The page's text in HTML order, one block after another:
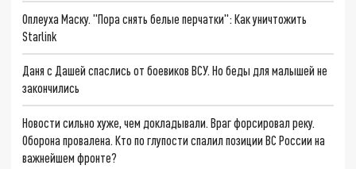
Оплеуха Маску. "Пора снять белые перчатки": Как уничтожить
Starlink
Даня с Дашей спаслись от боевиков ВСУ. Но беды для малышей не
закончились
Новости сильно хуже, чем докладывали. Враг форсировал реку.
Оборона провалена. Кто по глупости спалил позиции ВС России на
важнейшем фронте?